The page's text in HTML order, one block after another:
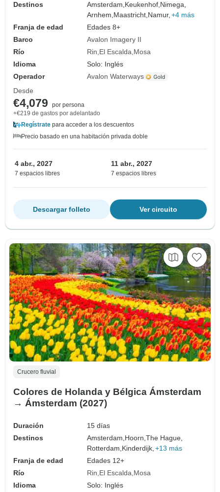
Destinos
Amsterdam,Keukenhof,Nimega,
Arnhem,Maastricht,Namur, +4 más
Franja de edad
Edades 8+
Barco
Avalon Imagery II
Río
Rin El Escalda Mosa
Idioma
Solo: Inglés
Operador
Avalon Waterways
Desde
€4,079
por persona
+€219 de gastos por adelantado
Regístrate para acceder a los descuentos
Precio basado en una habitación privada doble
4 abr., 2027
7 espacios libres
11 abr., 2027
7 espacios libres
Ver circuito
Descargar folleto
Crucero fluvial
Colores de Holanda y Bélgica Ámsterdam
→ Ámsterdam (2027)
Duración
15 días
Destinos
Amsterdam, Hoorn,The Hague,
Rotterdam, Kinderdijk, +13 más
Franja de edad
Edades 12+
Río
Rin El Escalda Mosa
Idioma
Solo: Inglés